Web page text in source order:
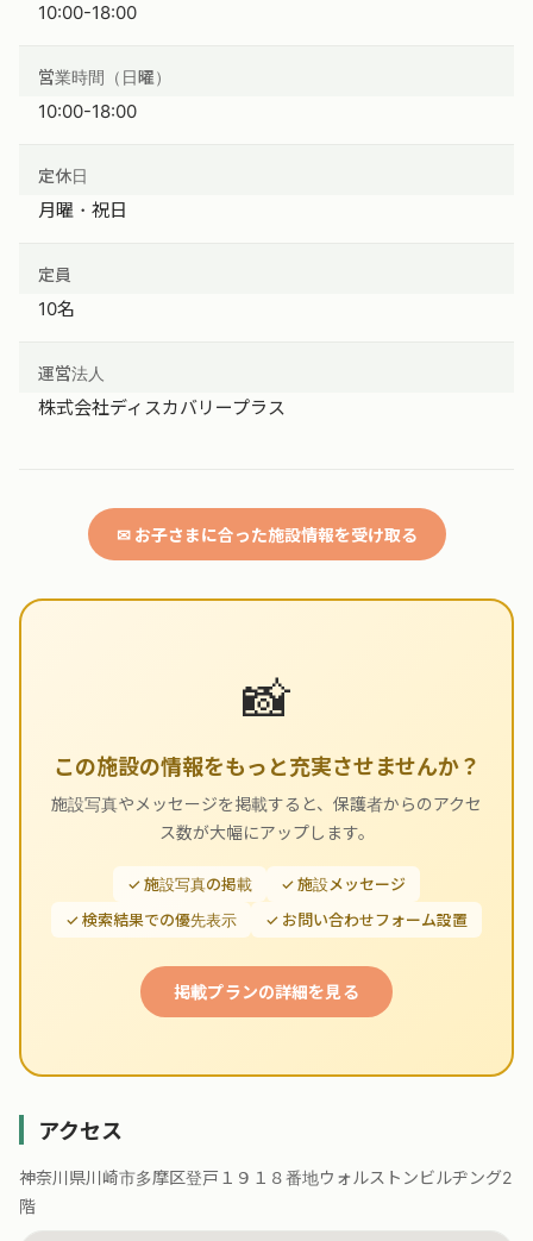
10:00-18:00
営業時間（日曜）
10:00-18:00
定休日
月曜・祝日
定員
10名
運営法人
株式会社ディスカバリープラス
✉ お子さまに合った施設情報を受け取る
📸
この施設の情報をもっと充実させませんか？
施設写真やメッセージを掲載すると、保護者からのアクセ
ス数が大幅にアップします。
✓ 施設写真の掲載
✓ 施設メッセージ
✓ 検索結果での優先表示
✓ お問い合わせフォーム設置
掲載プランの詳細を見る
アクセス
神奈川県川崎市多摩区登戸１９１８番地ウォルストンビルヂング2
階